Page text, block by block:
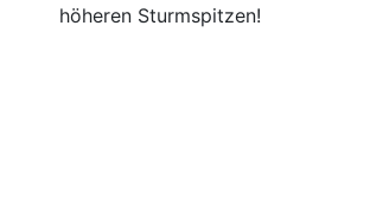
höheren Sturmspitzen!